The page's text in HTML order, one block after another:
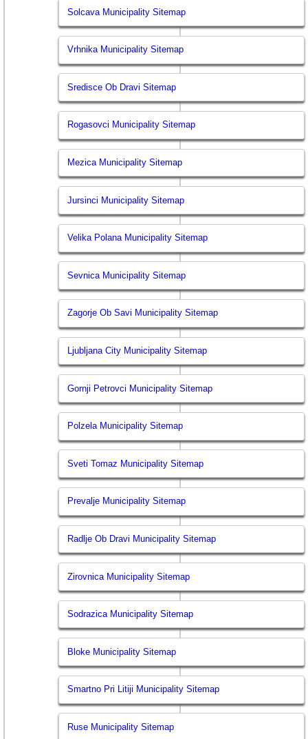
Solcava Municipality Sitemap
Vrhnika Municipality Sitemap
Sredisce Ob Dravi Sitemap
Rogasovci Municipality Sitemap
Mezica Municipality Sitemap
Jursinci Municipality Sitemap
Velika Polana Municipality Sitemap
Sevnica Municipality Sitemap
Zagorje Ob Savi Municipality Sitemap
Ljubljana City Municipality Sitemap
Gornji Petrovci Municipality Sitemap
Polzela Municipality Sitemap
Sveti Tomaz Municipality Sitemap
Prevalje Municipality Sitemap
Radlje Ob Dravi Municipality Sitemap
Zirovnica Municipality Sitemap
Sodrazica Municipality Sitemap
Bloke Municipality Sitemap
Smartno Pri Litiji Municipality Sitemap
Ruse Municipality Sitemap